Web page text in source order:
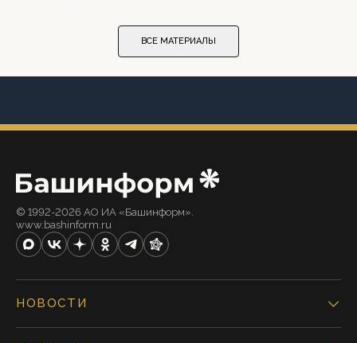
ВСЕ МАТЕРИАЛЫ
© 1992-2026 АО ИА «Башинформ».
www.bashinform.ru
НОВОСТИ